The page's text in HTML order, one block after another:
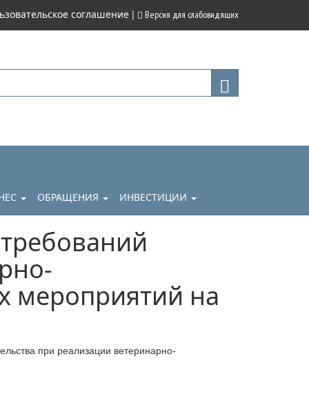
соглашение | Версия для слабовидящих
ОБРАЩЕНИЯ ИНВЕСТИЦИИ
мероприятий на
при реализации ветеринарно-